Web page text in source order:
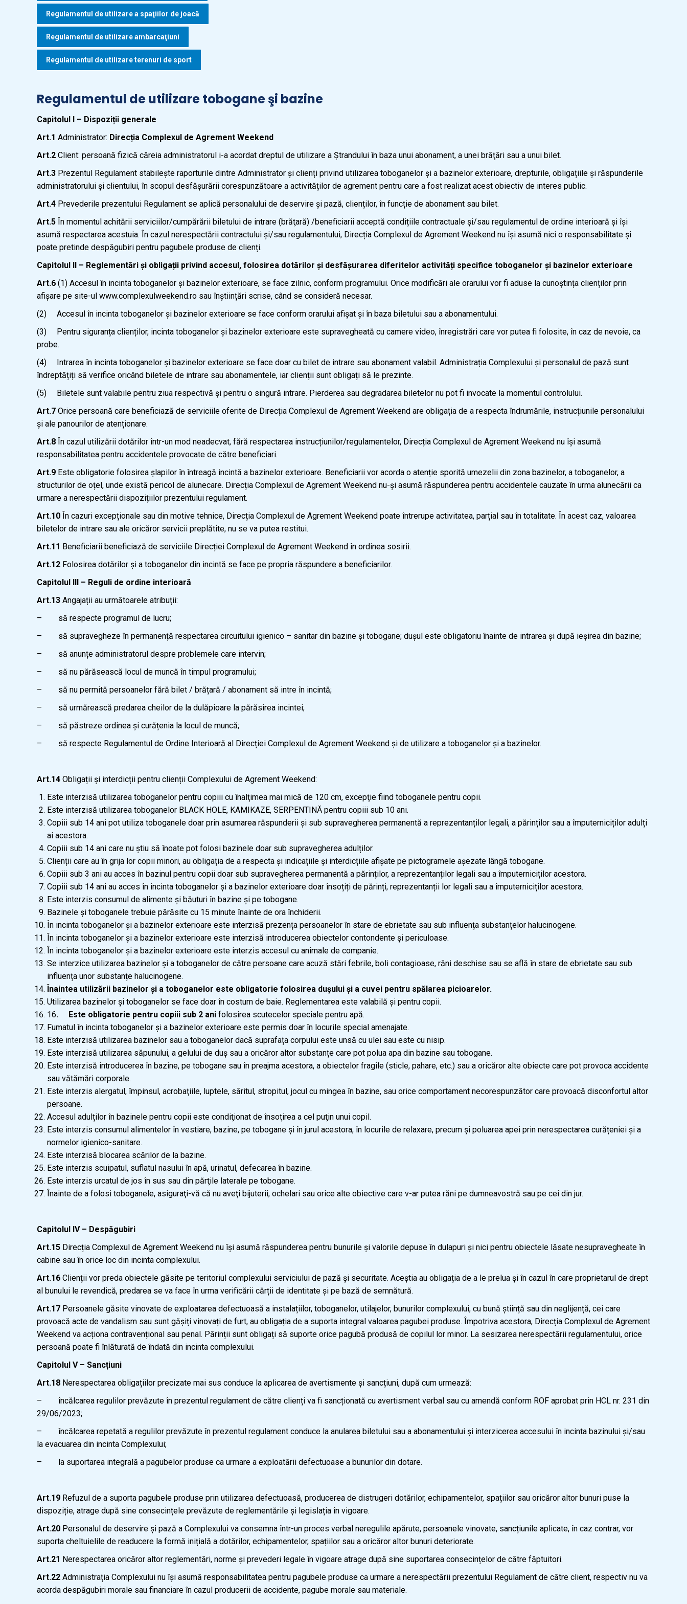
Regulamentul de utilizare a spaţiilor de joacă
Regulamentul de utilizare ambarcaţiuni
Regulamentul de utilizare terenuri de sport
Regulamentul de utilizare tobogane şi bazine
Capitolul I – Dispoziții generale
Art.1 Administrator: Direcția Complexul de Agrement Weekend
Art.2 Client: persoană fizică căreia administratorul i-a acordat dreptul de utilizare a Ștrandului în baza unui abonament, a unei brăţări sau a unui bilet.
Art.3 Prezentul Regulament stabilește raporturile dintre Administrator și clienți privind utilizarea toboganelor și a bazinelor exterioare, drepturile, obligațiile și răspunderile
administratorului și clientului, în scopul desfășurării corespunzătoare a activităților de agrement pentru care a fost realizat acest obiectiv de interes public.
Art.4 Prevederile prezentului Regulament se aplică personalului de deservire și pază, clienților, în funcție de abonament sau bilet.
Art.5 În momentul achitării serviciilor/cumpărării biletului de intrare (brăţară) /beneficiarii acceptă condițiile contractuale și/sau regulamentul de ordine interioară și își
asumă respectarea acestuia. În cazul nerespectării contractului și/sau regulamentului, Direcția Complexul de Agrement Weekend nu își asumă nici o responsabilitate și
poate pretinde despăgubiri pentru pagubele produse de clienți.
Capitolul II – Reglementări și obligații privind accesul, folosirea dotărilor și desfășurarea diferitelor activități specifice toboganelor și bazinelor exterioare
Art.6 (1) Accesul în incinta toboganelor și bazinelor exterioare, se face zilnic, conform programului. Orice modificări ale orarului vor fi aduse la cunoștința clienților prin
afișare pe site-ul www.complexulweekend.ro sau înștiințări scrise, când se consideră necesar.
(2) Accesul în incinta toboganelor și bazinelor exterioare se face conform orarului afişat și în baza biletului sau a abonamentului.
(3) Pentru siguranța clienților, incinta toboganelor și bazinelor exterioare este supravegheată cu camere video, înregistrări care vor putea fi folosite, în caz de nevoie, ca
probe.
(4) Intrarea în incinta toboganelor și bazinelor exterioare se face doar cu bilet de intrare sau abonament valabil. Administrația Complexului și personalul de pază sunt
îndreptățiți să verifice oricând biletele de intrare sau abonamentele, iar clienții sunt obligați să le prezinte.
(5) Biletele sunt valabile pentru ziua respectivă și pentru o singură intrare. Pierderea sau degradarea biletelor nu pot fi invocate la momentul controlului.
Art.7 Orice persoană care beneficiază de serviciile oferite de Direcția Complexul de Agrement Weekend are obligația de a respecta îndrumările, instrucțiunile personalului
și ale panourilor de atenționare.
Art.8 În cazul utilizării dotărilor într-un mod neadecvat, fără respectarea instrucțiunilor/regulamentelor, Direcția Complexul de Agrement Weekend nu își asumă
responsabilitatea pentru accidentele provocate de către beneficiari.
Art.9 Este obligatorie folosirea șlapilor în întreagă incintă a bazinelor exterioare. Beneficiarii vor acorda o atenție sporită umezelii din zona bazinelor, a toboganelor, a
structurilor de oțel, unde există pericol de alunecare. Direcția Complexul de Agrement Weekend nu-și asumă răspunderea pentru accidentele cauzate în urma alunecării ca
urmare a nerespectării dispozițiilor prezentului regulament.
Art.10 În cazuri excepționale sau din motive tehnice, Direcția Complexul de Agrement Weekend poate întrerupe activitatea, parțial sau în totalitate. În acest caz, valoarea
biletelor de intrare sau ale oricăror servicii preplătite, nu se va putea restitui.
Art.11 Beneficiarii beneficiază de serviciile Direcției Complexul de Agrement Weekend în ordinea sosirii.
Art.12 Folosirea dotărilor și a toboganelor din incintă se face pe propria răspundere a beneficiarilor.
Capitolul III – Reguli de ordine interioară
Art.13 Angajații au următoarele atribuții:
– să respecte programul de lucru;
– să supravegheze în permanență respectarea circuitului igienico – sanitar din bazine și tobogane; dușul este obligatoriu înainte de intrarea și după ieșirea din bazine;
– să anunțe administratorul despre problemele care intervin;
– să nu părăsească locul de muncă în timpul programului;
– să nu permită persoanelor fără bilet / brățară / abonament să intre în incintă;
– să urmărească predarea cheilor de la dulăpioare la părăsirea incintei;
– să păstreze ordinea și curățenia la locul de muncă;
– să respecte Regulamentul de Ordine Interioară al Direcției Complexul de Agrement Weekend și de utilizare a toboganelor și a bazinelor.
Art.14 Obligații și interdicții pentru clienții Complexului de Agrement Weekend:
Este interzisă utilizarea toboganelor pentru copiii cu înalţimea mai mică de 120 cm, excepţie fiind toboganele pentru copii.
Este interzisă utilizarea toboganelor BLACK HOLE, KAMIKAZE, SERPENTINĂ pentru copiii sub 10 ani.
Copiii sub 14 ani pot utiliza toboganele doar prin asumarea răspunderii și sub supravegherea permanentă a reprezentanților legali, a părinților sau a împuterniciților adulți
ai acestora.
Copiii sub 14 ani care nu știu să înoate pot folosi bazinele doar sub supravegherea adulților.
Clienții care au în grija lor copii minori, au obligația de a respecta și indicațiile și interdicțiile afișate pe pictogramele așezate lângă tobogane.
Copiii sub 3 ani au acces în bazinul pentru copii doar sub supravegherea permanentă a părinților, a reprezentanților legali sau a împuterniciților acestora.
Copiii sub 14 ani au acces în incinta toboganelor și a bazinelor exterioare doar însoțiți de părinți, reprezentanții lor legali sau a împuterniciților acestora.
Este interzis consumul de alimente și băuturi în bazine și pe tobogane.
Bazinele și toboganele trebuie părăsite cu 15 minute înainte de ora închiderii.
În incinta toboganelor și a bazinelor exterioare este interzisă prezența persoanelor în stare de ebrietate sau sub influența substanțelor halucinogene.
În incinta toboganelor și a bazinelor exterioare este interzisă introducerea obiectelor contondente și periculoase.
În incinta toboganelor și a bazinelor exterioare este interzis accesul cu animale de companie.
Se interzice utilizarea bazinelor și a toboganelor de către persoane care acuză stări febrile, boli contagioase, răni deschise sau se află în stare de ebrietate sau sub
influența unor substanțe halucinogene.
Înaintea utilizării bazinelor și a toboganelor este obligatorie folosirea dușului și a cuvei pentru spălarea picioarelor.
Utilizarea bazinelor și toboganelor se face doar în costum de baie. Reglementarea este valabilă și pentru copii.
16. Este obligatorie pentru copiii sub 2 ani folosirea scutecelor speciale pentru apă.
Fumatul în incinta toboganelor și a bazinelor exterioare este permis doar în locurile special amenajate.
Este interzisă utilizarea bazinelor sau a toboganelor dacă suprafața corpului este unsă cu ulei sau este cu nisip.
Este interzisă utilizarea săpunului, a gelului de duș sau a oricăror altor substanțe care pot polua apa din bazine sau tobogane.
Este interzisă introducerea în bazine, pe tobogane sau în preajma acestora, a obiectelor fragile (sticle, pahare, etc.) sau a oricăror alte obiecte care pot provoca accidente
sau vătămări corporale.
Este interzis alergatul, împinsul, acrobaţiile, luptele, săritul, stropitul, jocul cu mingea în bazine, sau orice comportament necorespunzător care provoacă disconfortul altor
persoane.
Accesul adulților în bazinele pentru copii este condiţionat de însoţirea a cel puţin unui copil.
Este interzis consumul alimentelor în vestiare, bazine, pe tobogane și în jurul acestora, în locurile de relaxare, precum și poluarea apei prin nerespectarea curățeniei și a
normelor igienico-sanitare.
Este interzisă blocarea scărilor de la bazine.
Este interzis scuipatul, suflatul nasului în apă, urinatul, defecarea în bazine.
Este interzis urcatul de jos în sus sau din părţile laterale pe tobogane.
Înainte de a folosi toboganele, asiguraţi-vă că nu aveţi bijuterii, ochelari sau orice alte obiective care v-ar putea răni pe dumneavostră sau pe cei din jur.
Capitolul IV – Despăgubiri
Art.15 Direcția Complexul de Agrement Weekend nu își asumă răspunderea pentru bunurile și valorile depuse în dulapuri și nici pentru obiectele lăsate nesupravegheate în
cabine sau în orice loc din incinta complexului.
Art.16 Clienții vor preda obiectele găsite pe teritoriul complexului serviciului de pază și securitate. Aceștia au obligația de a le prelua și în cazul în care proprietarul de drept
al bunului le revendică, predarea se va face în urma verificării cărții de identitate și pe bază de semnătură.
Art.17 Persoanele găsite vinovate de exploatarea defectuoasă a instalațiilor, toboganelor, utilajelor, bunurilor complexului, cu bună știință sau din neglijență, cei care
provoacă acte de vandalism sau sunt gășiți vinovați de furt, au obligația de a suporta integral valoarea pagubei produse. Împotriva acestora, Direcția Complexul de Agrement
Weekend va acționa contravențional sau penal. Părinții sunt obligați să suporte orice pagubă produsă de copilul lor minor. La sesizarea nerespectării regulamentului, orice
persoană poate fi înlăturată de îndată din incinta complexului.
Capitolul V – Sancțiuni
Art.18 Nerespectarea obligațiilor precizate mai sus conduce la aplicarea de avertismente și sancțiuni, după cum urmează:
– încălcarea regulilor prevăzute în prezentul regulament de către clienți va fi sancționată cu avertisment verbal sau cu amendă conform ROF aprobat prin HCL nr. 231 din
29/06/2023;
– încălcarea repetată a regulilor prevăzute în prezentul regulament conduce la anularea biletului sau a abonamentului și interzicerea accesului în incinta bazinului și/sau
la evacuarea din incinta Complexului;
– la suportarea integrală a pagubelor produse ca urmare a exploatării defectuoase a bunurilor din dotare.
Art.19 Refuzul de a suporta pagubele produse prin utilizarea defectuoasă, producerea de distrugeri dotărilor, echipamentelor, spațiilor sau oricăror altor bunuri puse la
dispoziție, atrage după sine consecințele prevăzute de reglementările și legislația în vigoare.
Art.20 Personalul de deservire și pază a Complexului va consemna într-un proces verbal neregulile apărute, persoanele vinovate, sancțiunile aplicate, în caz contrar, vor
suporta cheltuielile de readucere la formă inițială a dotărilor, echipamentelor, spațiilor sau a oricăror altor bunuri deteriorate.
Art.21 Nerespectarea oricăror altor reglementări, norme și prevederi legale în vigoare atrage după sine suportarea consecințelor de către făptuitori.
Art.22 Administrația Complexului nu își asumă responsabilitatea pentru pagubele produse ca urmare a nerespectării prezentului Regulament de către client, respectiv nu va
acorda despăgubiri morale sau financiare în cazul producerii de accidente, pagube morale sau materiale.